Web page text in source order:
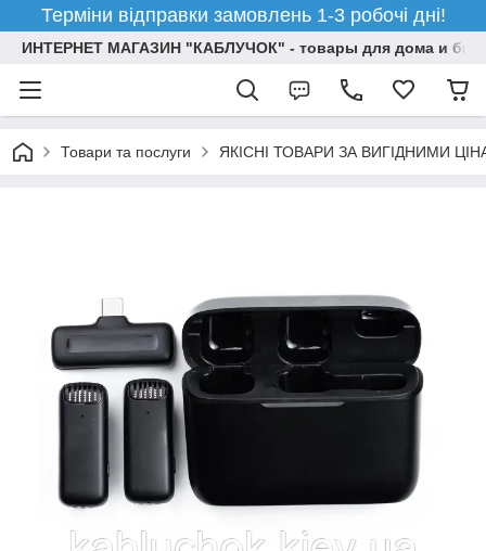
Терміни відправки замовлень 1-3 робочі дні!
ИНТЕРНЕТ МАГАЗИН "КАБЛУЧОК" - товары для дома и
Товари та послуги ЯКІСНІ ТОВАРИ ЗА ВИГІДНИМИ